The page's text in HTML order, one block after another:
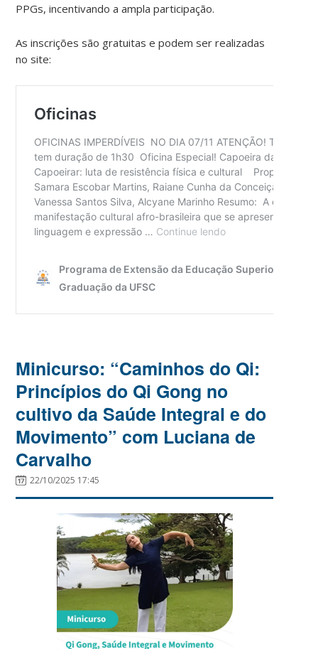
PPGs, incentivando a ampla participação.
As inscrições são gratuitas e podem ser realizadas
no site:
Minicurso: “Caminhos do Qi:
Princípios do Qi Gong no
cultivo da Saúde Integral e do
Movimento” com Luciana de
Carvalho
22/10/2025 17:45